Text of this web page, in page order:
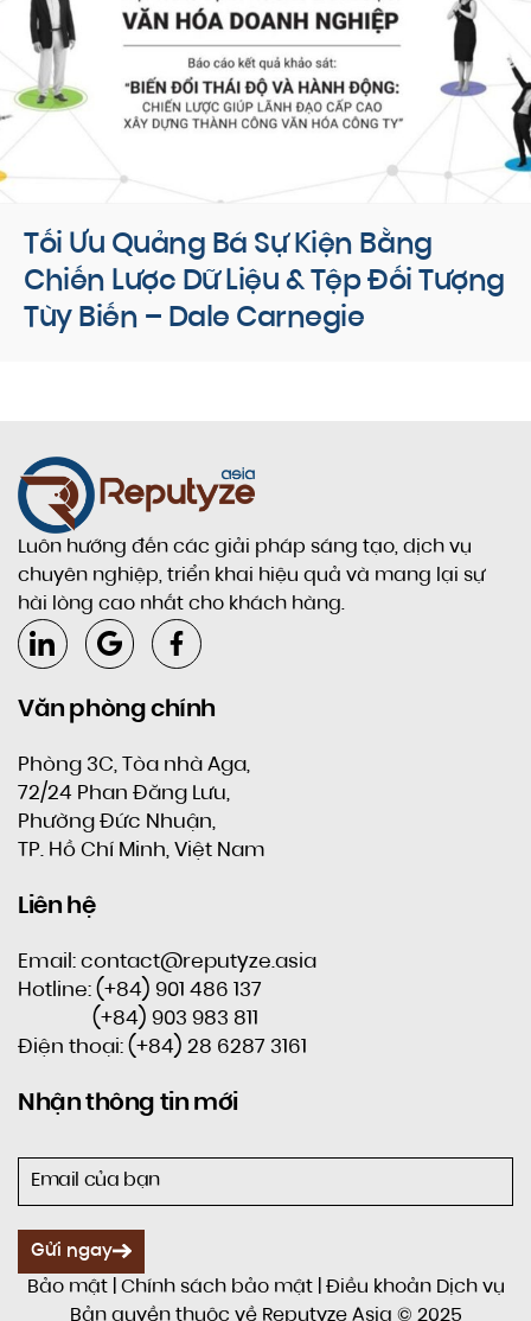
Tối Ưu Quảng Bá Sự Kiện Bằng
Chiến Lược Dữ Liệu & Tệp Đối Tượng
Tùy Biến – Dale Carnegie
Luôn hướng đến các giải pháp sáng tạo, dịch vụ
chuyên nghiệp, triển khai hiệu quả và mang lại sự
hài lòng cao nhất cho khách hàng.
Văn phòng chính
Phòng 3C, Tòa nhà Aga,
72/24 Phan Đăng Lưu,
Phường Đức Nhuận,
TP. Hồ Chí Minh, Việt Nam
Liên hệ
Email: contact@reputyze.asia
Hotline: (+84) 901 486 137
(+84) 903 983 811
Điện thoại: (+84) 28 6287 3161
Nhận thông tin mới
Gửi ngay
Bản quyền thuộc về Reputyze Asia © 2025
Bảo mật| Chính sách bảo mật| Điều khoản Dịch vụ